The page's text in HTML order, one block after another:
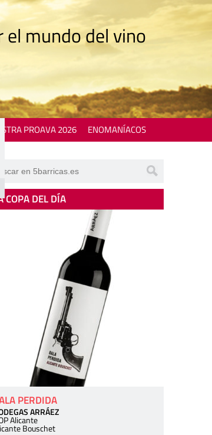
mundo del vino
PROAVA 2026 ENOMANÍACOS
COPA DEL DÍA
PERDIDA
ARRÁEZ
Alicante
Bouschet